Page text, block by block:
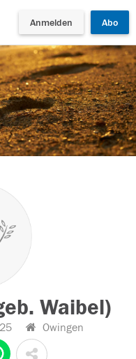
Anmelden Abo
Waibel)
Owingen